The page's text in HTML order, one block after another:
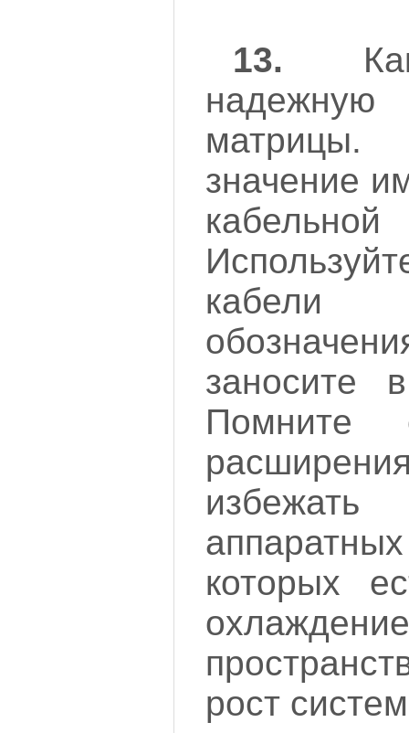
13. Как
матрицы.
значение
кабели
заносите
Помните
которых
рост